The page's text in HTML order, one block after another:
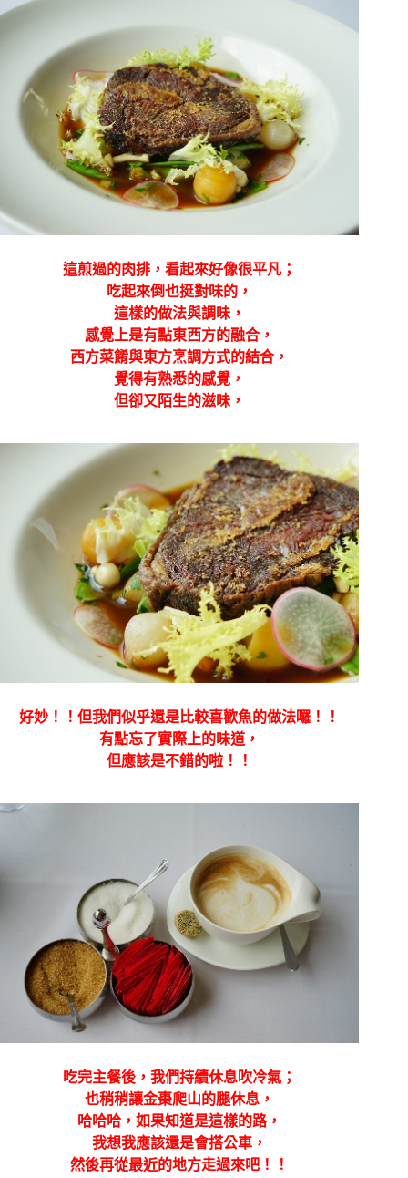
這煎過的肉排，看起來好像很平凡；
吃起來倒也挺對味的，
這樣的做法與調味，
感覺上是有點東西方的融合，
西方菜餚與東方烹調方式的結合，
覺得有熟悉的感覺，
但卻又陌生的滋味，
好妙！！但我們似乎還是比較喜歡魚的做法囉！！
有點忘了實際上的味道，
但應該是不錯的啦！！
吃完主餐後，我們持續休息吹冷氣；
也稍稍讓金棗爬山的腿休息，
哈哈哈，如果知道是這樣的路，
我想我應該還是會搭公車，
然後再從最近的地方走過來吧！！